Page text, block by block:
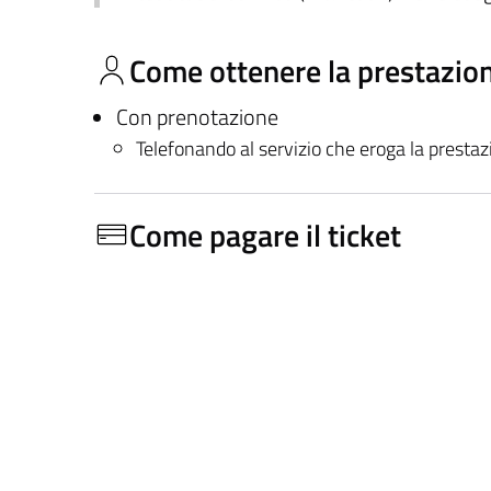
Come ottenere la
Con prenotazione
Telefonando al servizio che eroga la
Come pagare il ticket